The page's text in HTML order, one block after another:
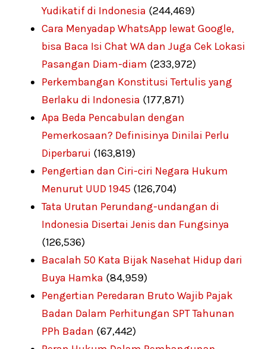
Yudikatif di Indonesia (244,469)
Cara Menyadap WhatsApp lewat Google,
bisa Baca Isi Chat WA dan Juga Cek Lokasi
Pasangan Diam-diam (233,972)
Perkembangan Konstitusi Tertulis yang
Berlaku di Indonesia (177,871)
Apa Beda Pencabulan dengan
Pemerkosaan? Definisinya Dinilai Perlu
Diperbarui (163,819)
Pengertian dan Ciri-ciri Negara Hukum
Menurut UUD 1945 (126,704)
Tata Urutan Perundang-undangan di
Indonesia Disertai Jenis dan Fungsinya
(126,536)
Bacalah 50 Kata Bijak Nasehat Hidup dari
Buya Hamka (84,959)
Pengertian Peredaran Bruto Wajib Pajak
Badan Dalam Perhitungan SPT Tahunan
PPh Badan (67,442)